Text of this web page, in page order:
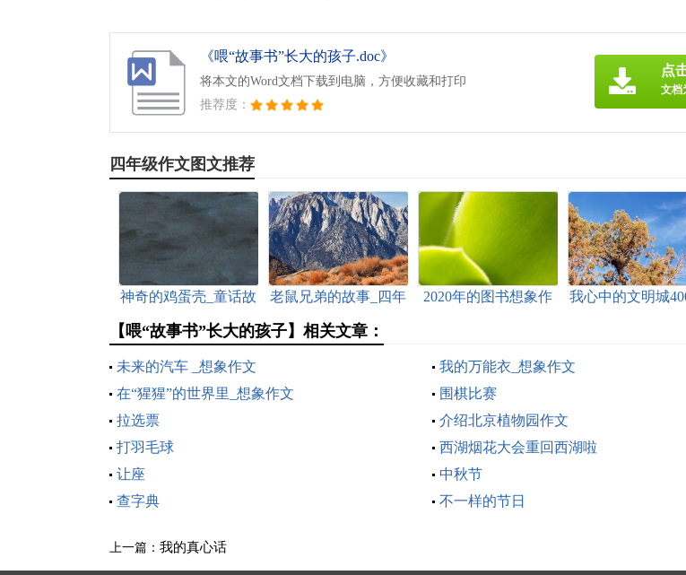
《喂“故事书”长大的孩子.doc》
将本文的Word文档下载到电脑，方便收藏和打印
推荐度：
点
文档
四年级作文图文推荐
神奇的鸡蛋壳_童话故
老鼠兄弟的故事_四年
2020年的图书想象作
我心中的文明城
【喂“故事书”长大的孩子】相关文章：
未来的汽车 _想象作文
我的万能衣_想象作文
在“猩猩”的世界里_想象作文
围棋比赛
拉选票
介绍北京植物园作文
打羽毛球
西湖烟花大会重回西湖啦
让座
中秋节
查字典
不一样的节日
上一篇： 我的真心话